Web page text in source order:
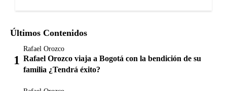
Últimos Contenidos
Rafael Orozco
Rafael Orozco viaja a Bogotá con la bendición de su
familia ¿Tendrá éxito?